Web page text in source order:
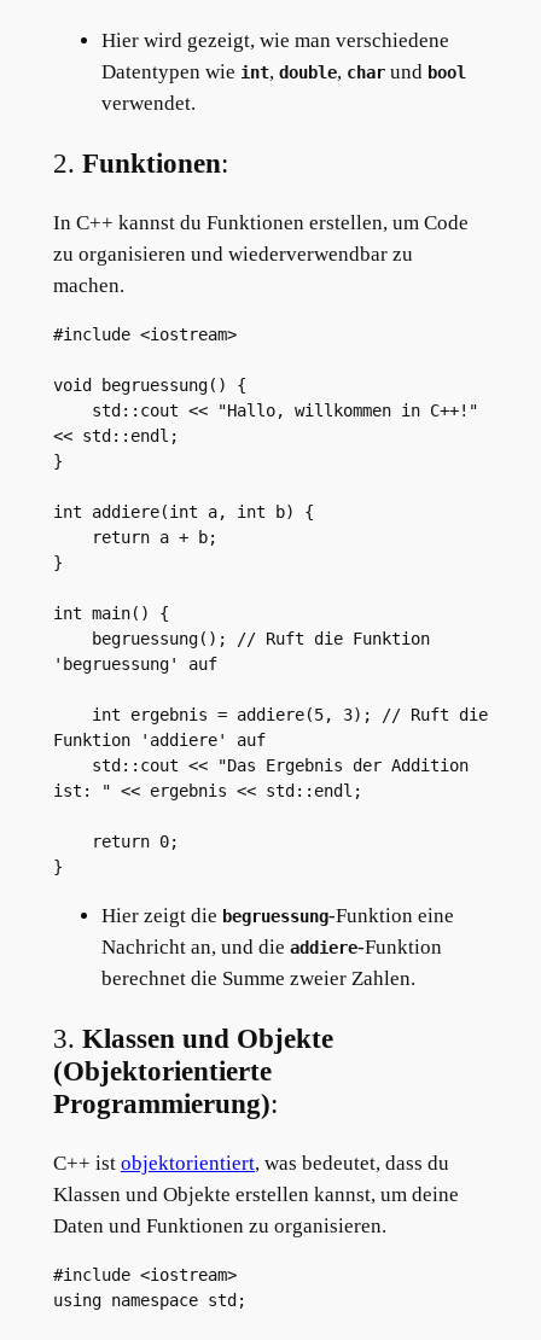
Hier wird gezeigt, wie man verschiedene
Datentypen wie int, double, charund bool
verwendet.
2. Funktionen:
In C++ kannst du Funktionen erstellen, um Code
zu organisieren und wiederverwendbar zu
machen.
#include <iostream>
void begruessung() {
<< std::endl;
}
int addiere(int a, int b) {
}
int main() {
'begruessung' auf
Funktion 'addiere' auf
ist: " << ergebnis << std::endl;
Hier zeigt die begruessung-Funktion eine
Nachricht an, und die addiere-Funktion
berechnet die Summe zweier Zahlen.
3. Klassen und Objekte
(Objektorientierte
Programmierung):
C++ ist objektorientiert, was bedeutet, dass du
Klassen und Objekte erstellen kannst, um deine
Daten und Funktionen zu organisieren.
#include <iostream>
using namespace std;